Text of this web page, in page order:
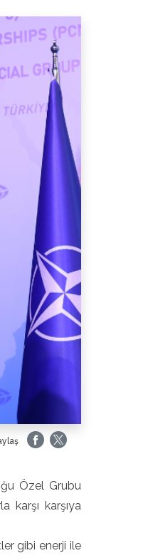
Özel Grubu
karşı karşıya
gibi enerji ile